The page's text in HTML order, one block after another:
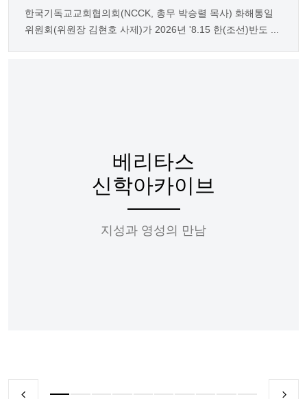
한국기독교교회협의회(NCCK, 총무 박승렬 목사) 화해통일
위원회(위원장 김현호 사제)가 2026년 '8.15 한(조선)반도 ...
베리타스
신학아카이브
지성과 영성의 만남